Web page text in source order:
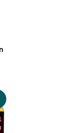
et de
Eggo